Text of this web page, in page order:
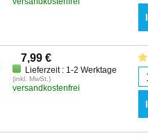
7,99 €
Lieferzeit : 1-2 Werktage
(inkl. MwSt.)
versandkostenfrei